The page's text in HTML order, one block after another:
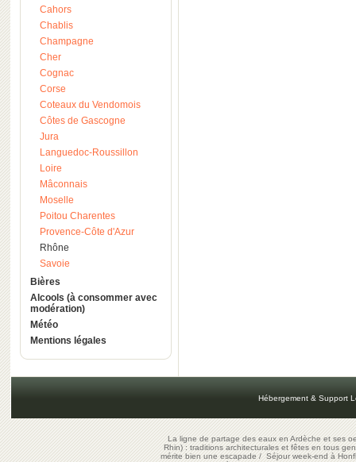
Cahors
Chablis
Champagne
Cher
Cognac
Corse
Coteaux du Vendomois
Côtes de Gascogne
Jura
Languedoc-Roussillon
Loire
Mâconnais
Moselle
Poitou Charentes
Provence-Côte d'Azur
Rhône
Savoie
Bières
Alcools (à consommer avec
modération)
Météo
Mentions légales
Hébergement & Support
La ligne de partage des eaux en Ardèche et ses
Rhin) : traditions architecturales et fêtes en tous
mérite bien une escapade/Séjour week-end à